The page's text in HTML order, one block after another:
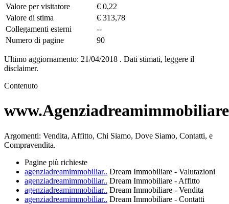
Valore per visitatore
€ 0,22
Valore di stima
€ 313,78
Collegamenti esterni
--
Numero di pagine
90
Ultimo aggiornamento: 21/04/2018 . Dati stimati, leggere il
disclaimer.
Contenuto
Argomenti: Vendita, Affitto, Chi Siamo, Dove Siamo, Contatti, e
Compravendita.
Pagine più richieste
agenziadreamimmobiliar.. Dream Immobiliare - Valutazioni
agenziadreamimmobiliar.. Dream Immobiliare - Affitto
agenziadreamimmobiliar.. Dream Immobiliare - Vendita
agenziadreamimmobiliar.. Dream Immobiliare - Contatti